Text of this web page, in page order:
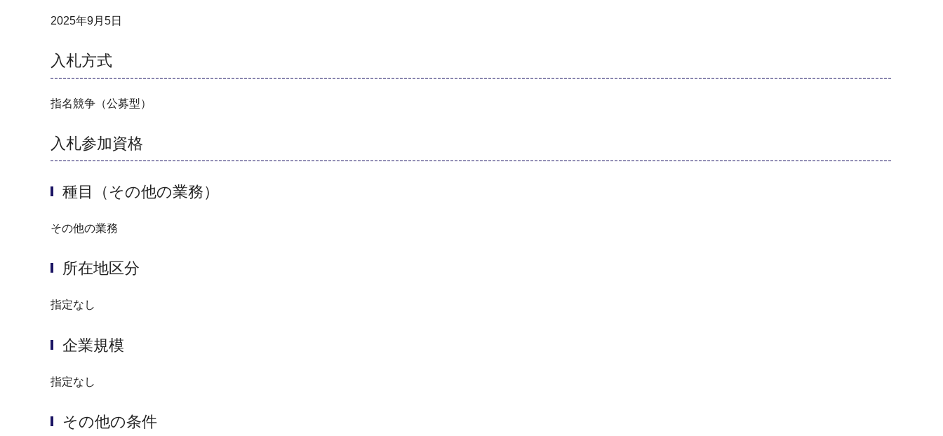
2025年9月5日
入札方式
指名競争（公募型）
入札参加資格
種目（その他の業務）
その他の業務
所在地区分
指定なし
企業規模
指定なし
その他の条件